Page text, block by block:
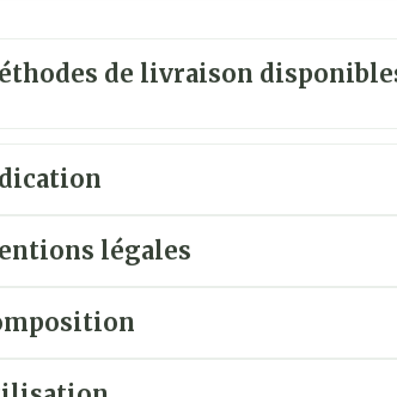
de livraison
légales